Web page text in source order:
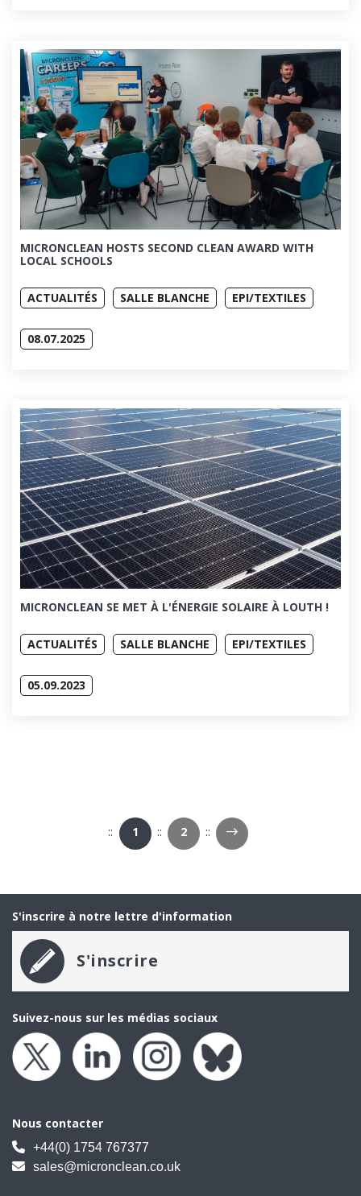
MICRONCLEAN HOSTS SECOND CLEAN AWARD WITH
LOCAL SCHOOLS
ACTUALITÉS SALLE BLANCHE EPI/TEXTILES
08.07.2025
MICRONCLEAN SE MET À L'ÉNERGIE SOLAIRE À LOUTH !
ACTUALITÉS SALLE BLANCHE EPI/TEXTILES
05.09.2023
1 2 Page suivante
S'inscrire à notre lettre d'information
S'inscrire
Suivez-nous sur les médias sociaux
Nous contacter
+44(0) 1754 767377
sales@micronclean.co.uk